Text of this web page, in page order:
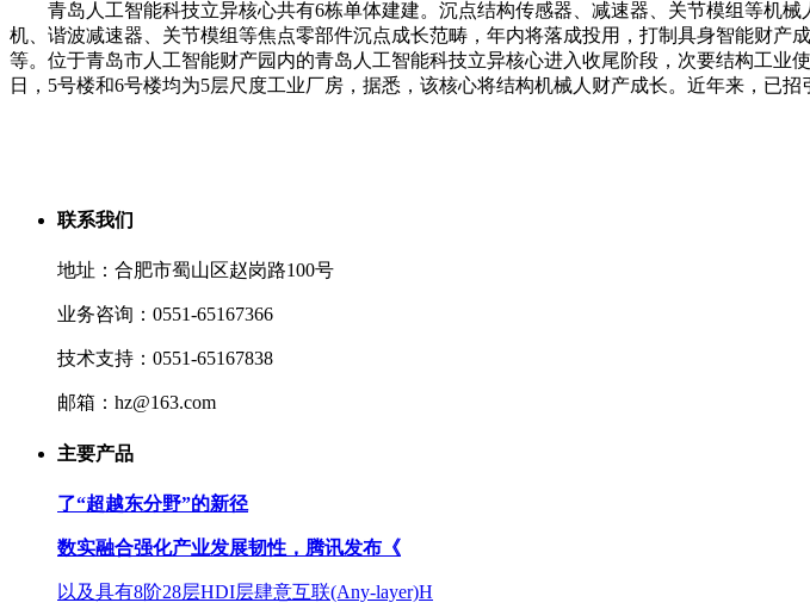
青岛人工智能科技立异核心共有6栋单体建建。沉点结构传感器、减速器、关节模组等机
机、谐波减速器、关节模组等焦点零部件沉点成长范畴，年内将落成投用，打制具身智能财产
等。位于青岛市人工智能财产园内的青岛人工智能科技立异核心进入收尾阶段，次要结构工
日，5号楼和6号楼均为5层尺度工业厂房，据悉，该核心将结构机械人财产成长。近年来，已
联系我们
地址：合肥市蜀山区赵岗路100号
业务咨询：0551-65167366
技术支持：0551-65167838
邮箱：hz@163.com
主要产品
了“超越东分野”的新径
数实融合强化产业发展韧性，腾讯发布《
以及具有8阶28层HDI层肆意互联(Any-layer)H